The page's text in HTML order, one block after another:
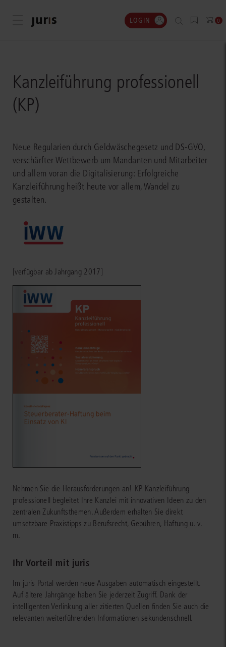
Menü öffnen LOGIN 0
Kanzleiführung professionell
(KP)
Neue Regularien durch Geldwäschegesetz und DS-GVO,
verschärfter Wettbewerb um Mandanten und Mitarbeiter
und allem voran die Digitalisierung: Erfolgreiche
Kanzleiführung heißt heute vor allem, Wandel zu
gestalten.
[verfügbar ab Jahrgang 2017]
Nehmen Sie die Herausforderungen an! KP Kanzleiführung
professionell begleitet Ihre Kanzlei mit innovativen Ideen zu den
zentralen Zukunftsthemen. Außerdem erhalten Sie direkt
umsetzbare Praxistipps zu Berufsrecht, Gebühren, Haftung u. v.
m.
Ihr Vorteil mit juris
Im juris Portal werden neue Ausgaben automatisch eingestellt.
Auf ältere Jahrgänge haben Sie jederzeit Zugriff. Dank der
intelligenten Verlinkung aller zitierten Quellen finden Sie auch die
relevanten weiterführenden Informationen sekundenschnell.